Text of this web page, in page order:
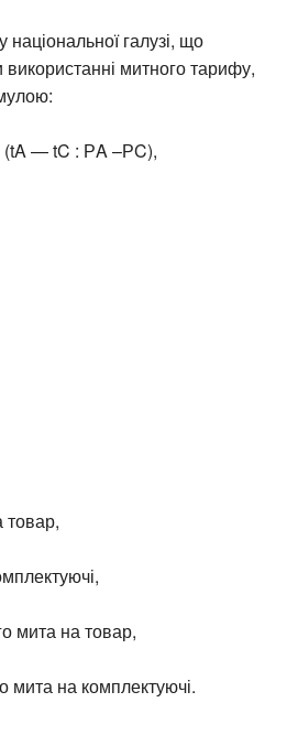
національної галузі, що
використанні митного тарифу,
— tC : РA –РC),
товар,
мита на товар,
мита на комплектуючі.